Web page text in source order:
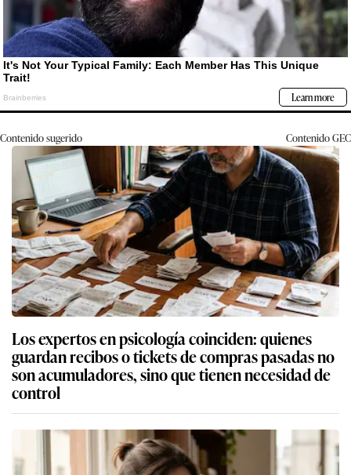
Contenido sugerido ContenidoGEC
Los expertos en psicología coinciden: quienes
guardan recibos o tickets de compras pasadas no
son acumuladores, sino que tienen necesidad de
control